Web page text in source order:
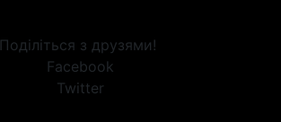
Поділіться з друзями!
Facebook
Twitter